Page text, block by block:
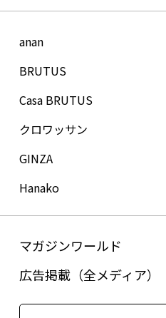
anan
BRUTUS
Casa BRUTUS
クロワッサン
GINZA
Hanako
マガジンワールド
広告掲載（全メディア）